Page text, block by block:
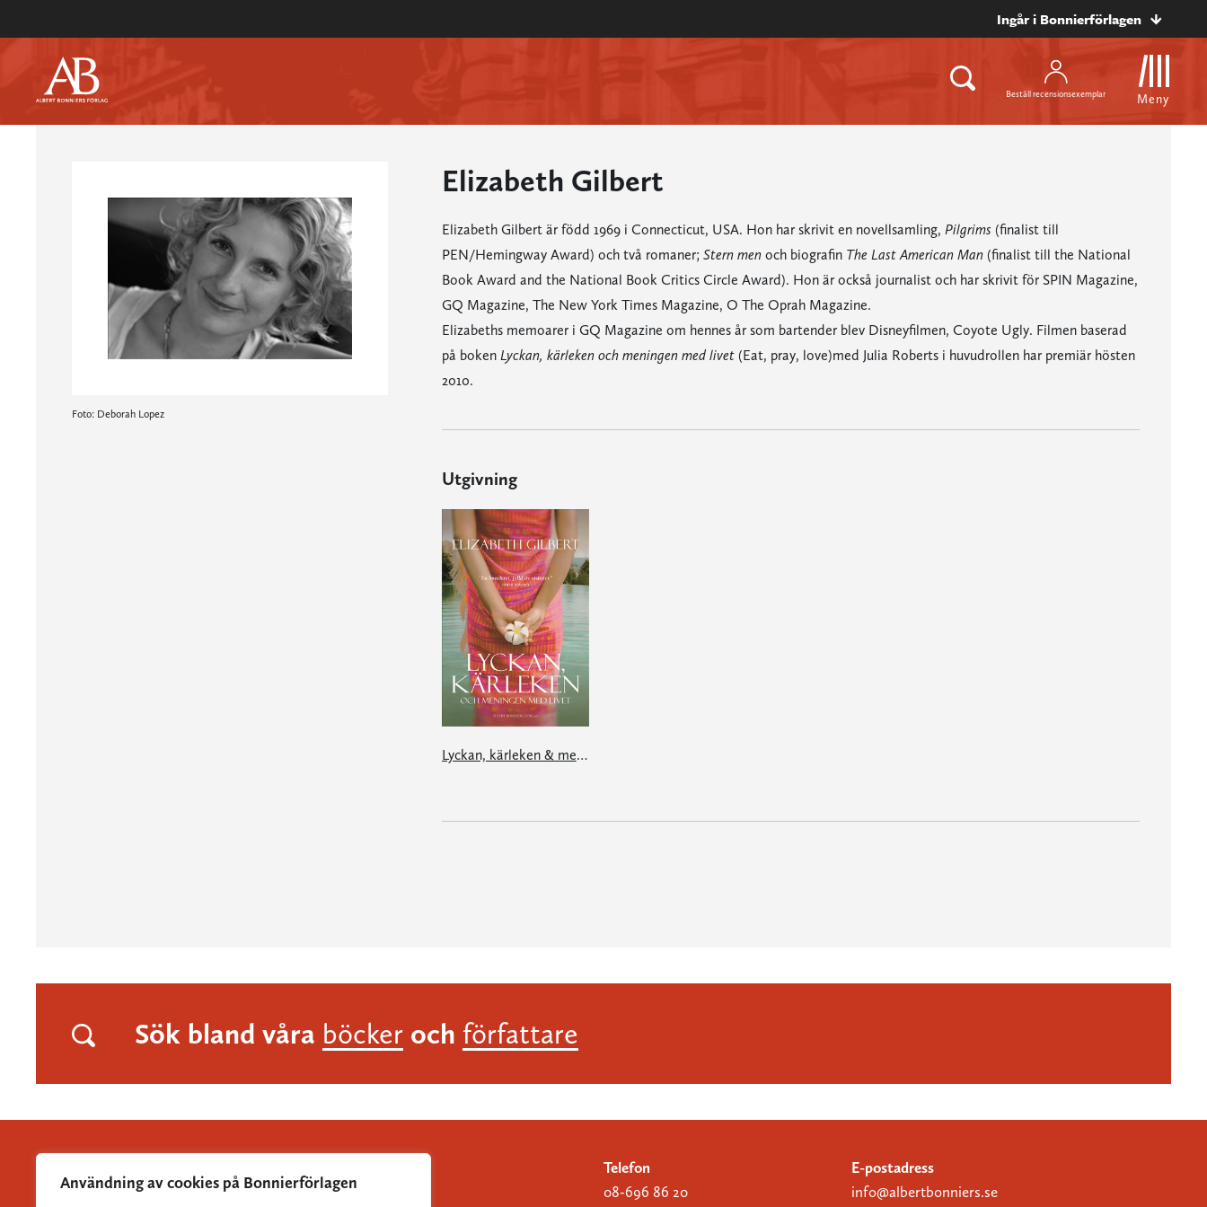
Användning av cookies på Bonnierförlagen
Ingår i Bonnierförlagen
Beställ recensionsexemplar Meny
Foto: Deborah Lopez
Elizabeth Gilbert
Elizabeth Gilbert är född 1969 i Connecticut, USA. Hon har skrivit en novellsamling, Pilgrims(finalist till
PEN/Hemingway Award) och två romaner; Stern menoch biografin The Last American Man(finalist till the National
Book Award and the National Book Critics Circle Award). Hon är också journalist och har skrivit för SPIN Magazine,
GQ Magazine, The New York Times Magazine, O The Oprah Magazine.
Elizabeths memoarer i GQ Magazine om hennes år som bartender blev Disneyfilmen, Coyote Ugly. Filmen baserad
på boken Lyckan, kärleken och meningen med livet(Eat, pray, love)med Julia Roberts i huvudrollen har premiär hösten
2010.
Utgivning
Lyckan, kärleken & meningen med livet
Sök bland våra böcker och författare
Telefon
08-696 86 20
E-postadress
info@albertbonniers.se